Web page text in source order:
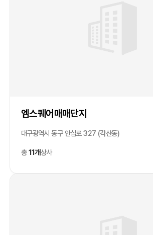
엠스퀘어매매단지
대구광역시 동구 안심로 327 (각산동)
총11개상사